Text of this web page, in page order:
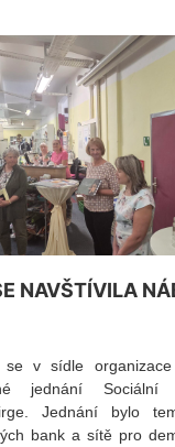
NAVŠTÍVILA
v sídle
jednání Sociální
Jednání bylo
bank a sítě pro